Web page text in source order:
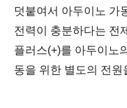
덧붙여서 아두이노 가
전력이 충분하다는 전
플러스(+)를 아두이노
동을 위한 별도의 전